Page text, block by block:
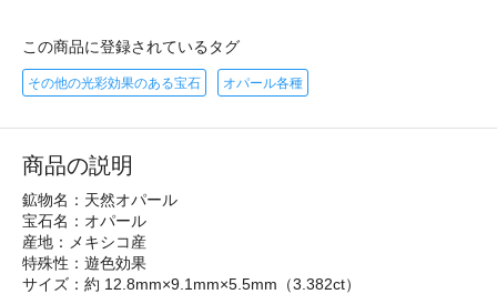
この商品に登録されているタグ
その他の光彩効果のある宝石 オパール各種
商品の説明
鉱物名：天然オパール
宝石名：オパール
産地：メキシコ産
特殊性：遊色効果
サイズ：約 12.8mm×9.1mm×5.5mm（3.382ct）